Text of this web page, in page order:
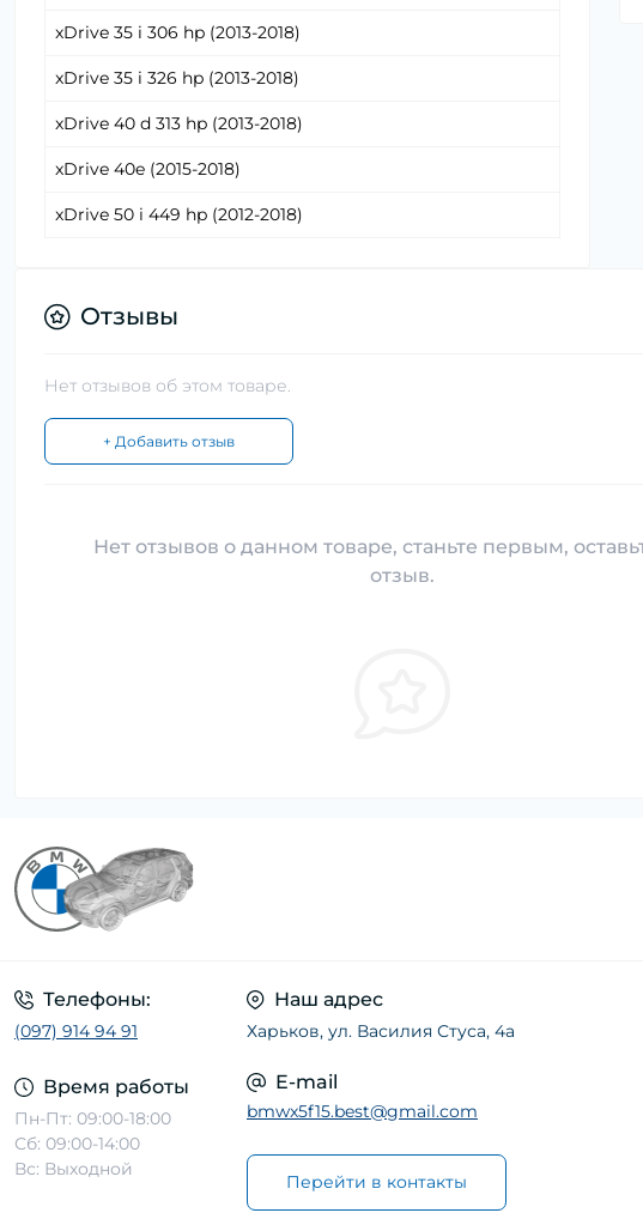
xDrive 35 i 306 hp (2013-2018)
xDrive 35 i 326 hp (2013-2018)
xDrive 40 d 313 hp (2013-2018)
xDrive 40e (2015-2018)
xDrive 50 i 449 hp (2012-2018)
Отзывы
Нет отзывов об этом товаре.
+ Добавить отзыв
Нет отзывов о данном товаре, станьте первым,
отзыв.
Телефоны:
(097) 914 94 91
Время работы
Пн-Пт: 09:00-18:00
Сб: 09:00-14:00
Вс: Выходной
Наш адрес
Харьков, ул. Василия Стуса, 4а
E-mail
bmwx5f15.best@gmail.com
Перейти в контакты